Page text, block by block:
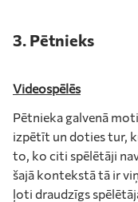
3. Pētnieks
Videospēlēs
Pētnieka galvenā
izpētīt un doties tur,
to, ko citi spēlētāji
šajā kontekstā tā ir
ļoti draudzīgs